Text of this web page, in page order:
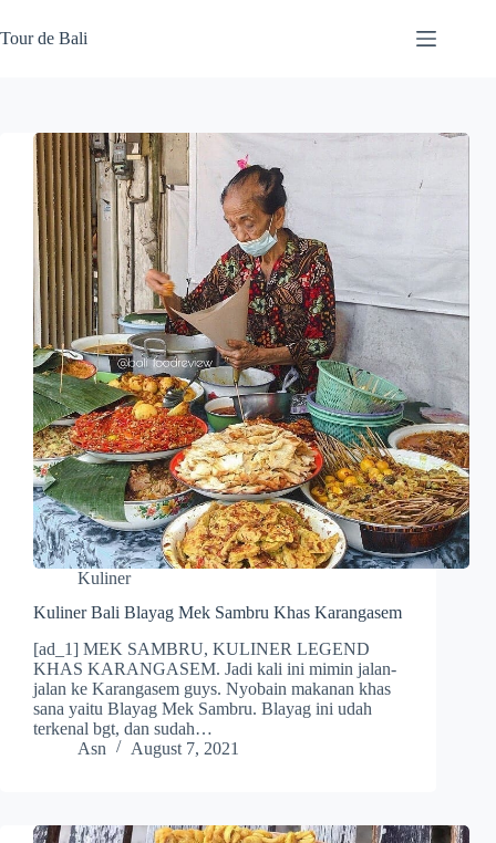
to
content
Tour de Bali
Kuliner
Kuliner Bali Blayag Mek Sambru Khas Karangasem
[ad_1] MEK SAMBRU, KULINER LEGEND
KHAS KARANGASEM. Jadi kali ini mimin jalan-
jalan ke Karangasem guys. Nyobain makanan khas
sana yaitu Blayag Mek Sambru. Blayag ini udah
terkenal bgt, dan sudah…
Asn
August 7, 2021